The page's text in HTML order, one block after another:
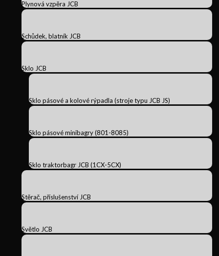
Plynová vzpěra JCB
Schůdek, blatník JCB
Sklo JCB
Sklo pásové a kolové rýpadla (stroje typu JCB JS)
Sklo pásové minibagry (801-8085)
Sklo traktorbagr JCB (1CX-5CX)
Stěrač, příslušenství JCB
Světlo JCB